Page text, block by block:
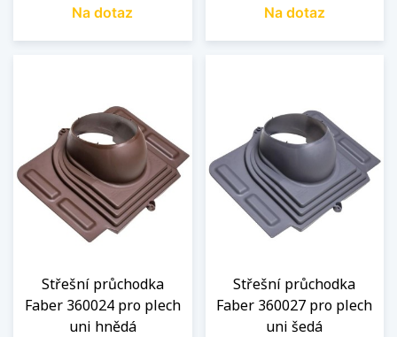
Na dotaz Na dotaz
Střešní průchodka
Faber 360024 pro plech
uni hnědá
Střešní průchodka
Faber 360027 pro plech
uni šedá